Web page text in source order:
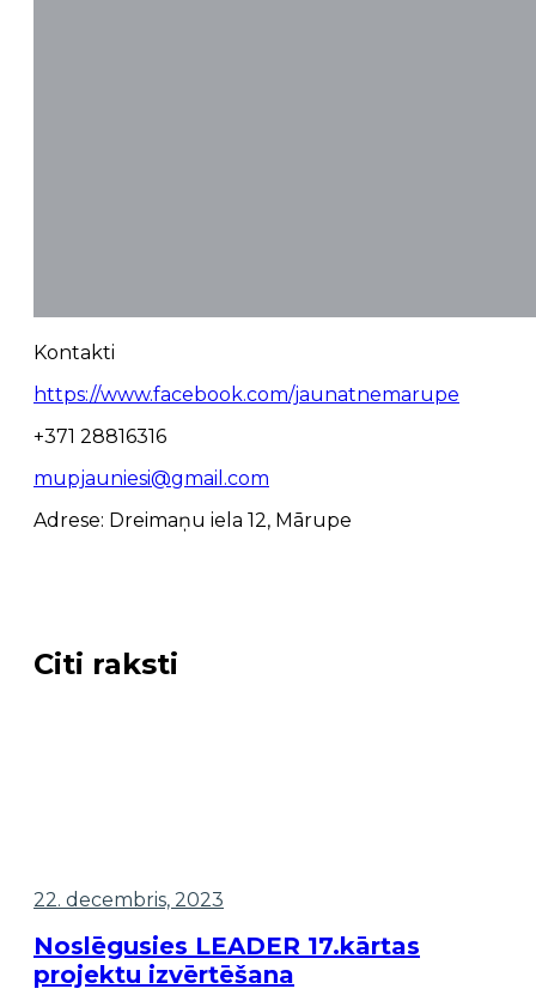
Kontakti
https://www.facebook.com/jaunatnemarupe
+371 28816316
mupjauniesi@gmail.com
Adrese: Dreimaņu iela 12, Mārupe
Citi raksti
22. decembris, 2023
Noslēgusies LEADER 17.kārtas
projektu izvērtēšana